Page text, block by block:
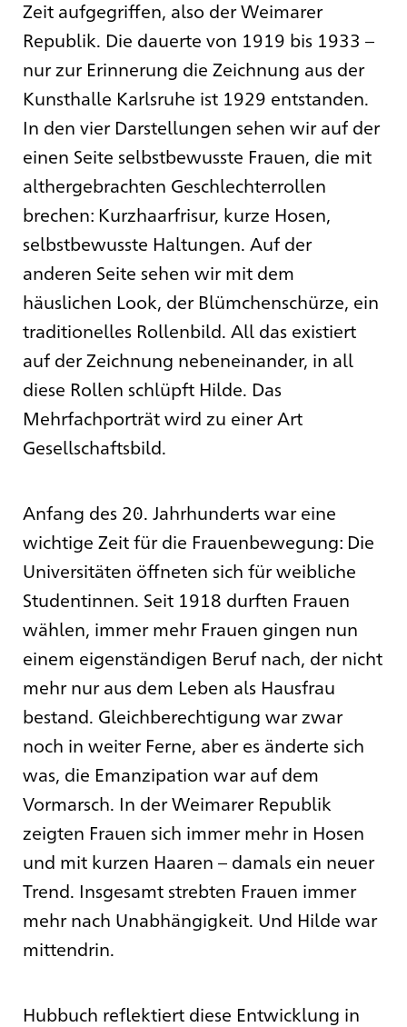
Zeit aufgegriffen, also der Weimarer
Republik. Die dauerte von 1919 bis 1933 –
nur zur Erinnerung die Zeichnung aus der
Kunsthalle Karlsruhe ist 1929 entstanden.
In den vier Darstellungen sehen wir auf der
einen Seite selbstbewusste Frauen, die mit
althergebrachten Geschlechterrollen
brechen: Kurzhaarfrisur, kurze Hosen,
selbstbewusste Haltungen. Auf der
anderen Seite sehen wir mit dem
häuslichen Look, der Blümchenschürze, ein
traditionelles Rollenbild. All das existiert
auf der Zeichnung nebeneinander, in all
diese Rollen schlüpft Hilde. Das
Mehrfachporträt wird zu einer Art
Gesellschaftsbild.
Anfang des 20. Jahrhunderts war eine
wichtige Zeit für die Frauenbewegung: Die
Universitäten öffneten sich für weibliche
Studentinnen. Seit 1918 durften Frauen
wählen, immer mehr Frauen gingen nun
einem eigenständigen Beruf nach, der nicht
mehr nur aus dem Leben als Hausfrau
bestand. Gleichberechtigung war zwar
noch in weiter Ferne, aber es änderte sich
was, die Emanzipation war auf dem
Vormarsch. In der Weimarer Republik
zeigten Frauen sich immer mehr in Hosen
und mit kurzen Haaren – damals ein neuer
Trend. Insgesamt strebten Frauen immer
mehr nach Unabhängigkeit. Und Hilde war
mittendrin.
Hubbuch reflektiert diese Entwicklung in